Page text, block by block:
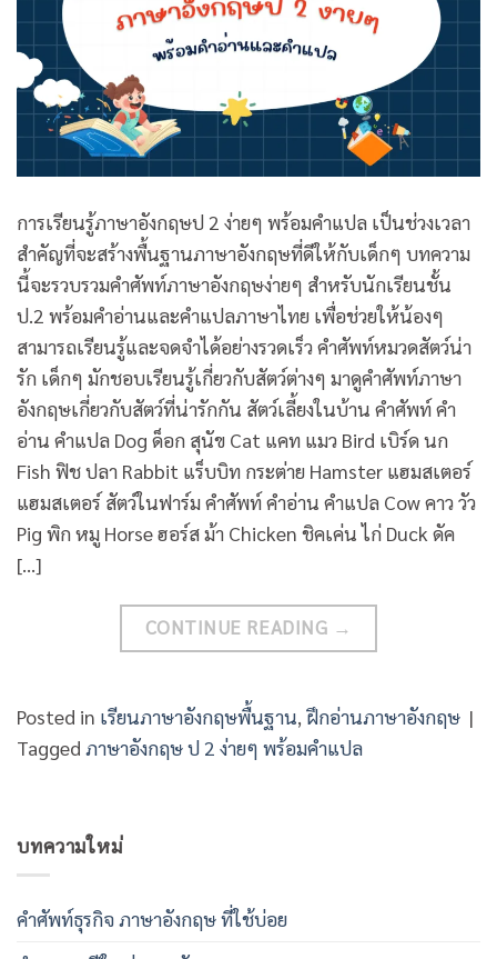
การเรียนรู้ภาษาอังกฤษป 2 ง่ายๆ พร้อมคำแปล เป็นช่วงเวลา
สำคัญที่จะสร้างพื้นฐานภาษาอังกฤษที่ดีให้กับเด็กๆ บทความ
นี้จะรวบรวมคำศัพท์ภาษาอังกฤษง่ายๆ สำหรับนักเรียนชั้น
ป.2 พร้อมคำอ่านและคำแปลภาษาไทย เพื่อช่วยให้น้องๆ
สามารถเรียนรู้และจดจำได้อย่างรวดเร็ว คำศัพท์หมวดสัตว์น่า
รัก เด็กๆ มักชอบเรียนรู้เกี่ยวกับสัตว์ต่างๆ มาดูคำศัพท์ภาษา
อังกฤษเกี่ยวกับสัตว์ที่น่ารักกัน สัตว์เลี้ยงในบ้าน คำศัพท์ คำ
อ่าน คำแปล Dog ด็อก สุนัข Cat แคท แมว Bird เบิร์ด นก
Fish ฟิช ปลา Rabbit แร็บบิท กระต่าย Hamster แฮมสเตอร์
แฮมสเตอร์ สัตว์ในฟาร์ม คำศัพท์ คำอ่าน คำแปล Cow คาว วัว
Pig พิก หมู Horse ฮอร์ส ม้า Chicken ชิคเค่น ไก่ Duck ดัค
[…]
CONTINUE READING →
Posted in เรียนภาษาอังกฤษพื้นฐาน ฝึกอ่านภาษาอังกฤษ |
Tagged ภาษาอังกฤษ ป 2 ง่ายๆ พร้อมคำแปล
บทความใหม่
คําศัพท์ธุรกิจ ภาษาอังกฤษ ที่ใช้บ่อย